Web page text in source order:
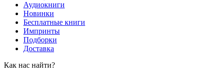
Аудиокниги
Новинки
Бесплатные книги
Импринты
Подборки
Доставка
Как нас найти?